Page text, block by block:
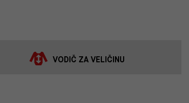
VODIČ ZA VELIČINU